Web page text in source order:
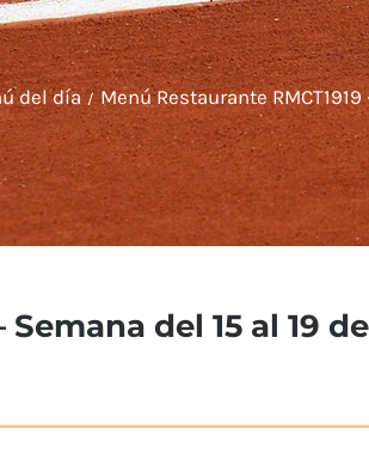
del día Menú Restaurante
del 15 al 19